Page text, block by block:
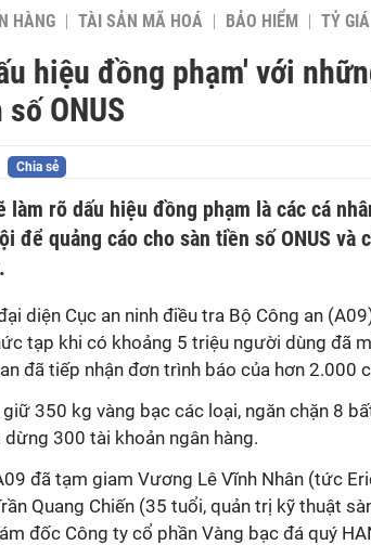
HÀNG TÀI SẢN MÃ HOÁ BẢO HIỂM TỶ GIÁ
hiệu đồng phạm' với
ONUS
Chia sẻ
làm rõ dấu hiệu đồng phạm là các cá
để quảng cáo cho sàn tiền số ONUS và
diện Cục an ninh điều tra Bộ Công an
tạp khi có khoảng 5 triệu người dùng đã
đã tiếp nhận đơn trình báo của hơn 2.000
350 kg vàng bạc các loại, ngăn chặn 8
300 tài khoản ngân hàng.
đã tạm giam Vương Lê Vĩnh Nhân (tức
Quang Chiến (35 tuổi, quản trị kỹ thuật
đốc Công ty cổ phần Vàng bạc đá quý